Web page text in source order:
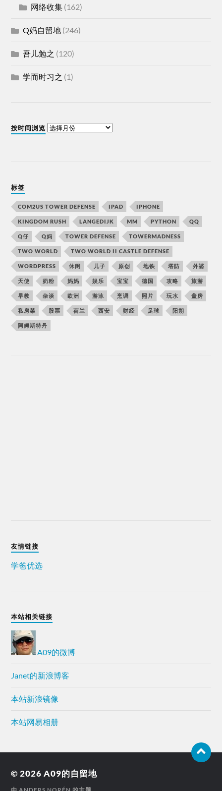
网络收集 (162)
Q妈自留地 (246)
吾儿勉之 (120)
学而时习之 (1)
按时间浏览
标签
COM2US TOWER DEFENSE IPAD IPHONE
KINGDOM RUSH LANGEDIJK MM PYTHON QQ
Q仔 Q妈 TOWER DEFENSE TOWERMADNESS
TWO WORLD TWO WORLD II CASTLE DEFENSE
WORDPRESS 休闲 儿子 原创 地铁 塔防 外婆
天使 奶粉 妈妈 娱乐 宝宝 德国 攻略 旅游
早教 杂谈 欧洲 游泳 烹调 照片 玩水 盖房
私房菜 股票 荷兰 西安 财经 足球 阳朔
阿姆斯特丹
友情链接
学爸优选
本站相关链接
A09的微博
Janet的新浪博客
本站新浪镜像
本站网易相册
© 2026A09的自留地